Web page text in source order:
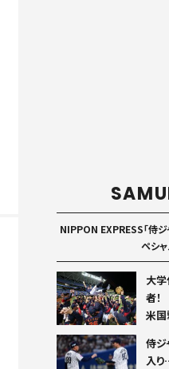
NIPPON EXPRESS「侍
ペシ
大
者
米
侍ジ
入